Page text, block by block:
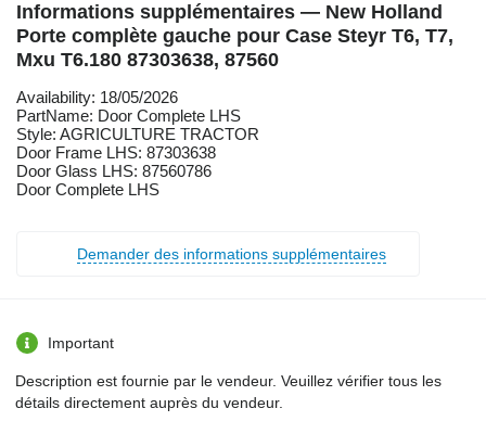
Informations supplémentaires — New Holland
Porte complète gauche pour Case Steyr T6, T7,
Mxu T6.180 87303638, 87560
Availability: 18/05/2026
PartName: Door Complete LHS
Style: AGRICULTURE TRACTOR
Door Frame LHS: 87303638
Door Glass LHS: 87560786
Door Complete LHS
Demander des informations supplémentaires
Important
Description est fournie par le vendeur. Veuillez vérifier tous les
détails directement auprès du vendeur.